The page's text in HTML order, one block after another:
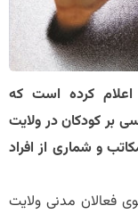
کرده است که
بر کودکان در ولایت
و شماری از افراد
فعالان مدنی ولایت